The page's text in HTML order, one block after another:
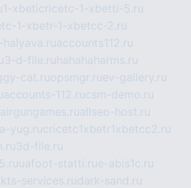
1-xbeticricetc-1-xbetti-5.ru
1-xbetr-1-xbetcc-2.ru
accounts112.ru
3-d-file.ru hahahaharms.ru
cat.ruopsmgr.ruev-gallery.ru
accounts-112.rucsm-demo.ru
airgungames.ruallseo-host.ru
yug.rucricetc1xbetr1xbetcc2.ru
3d-file.ru
uafoot-statti.rue-abis1c.ru
kts-services.rudark-sand.ru